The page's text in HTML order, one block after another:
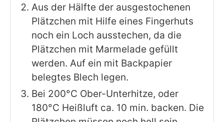
Aus der Hälfte der ausgestochenen
Plätzchen mit Hilfe eines Fingerhuts
noch ein Loch ausstechen, da die
Plätzchen mit Marmelade gefüllt
werden. Auf ein mit Backpapier
belegtes Blech legen.
Bei 200°C Ober-Unterhitze, oder
180°C Heißluft ca. 10 min. backen. Die